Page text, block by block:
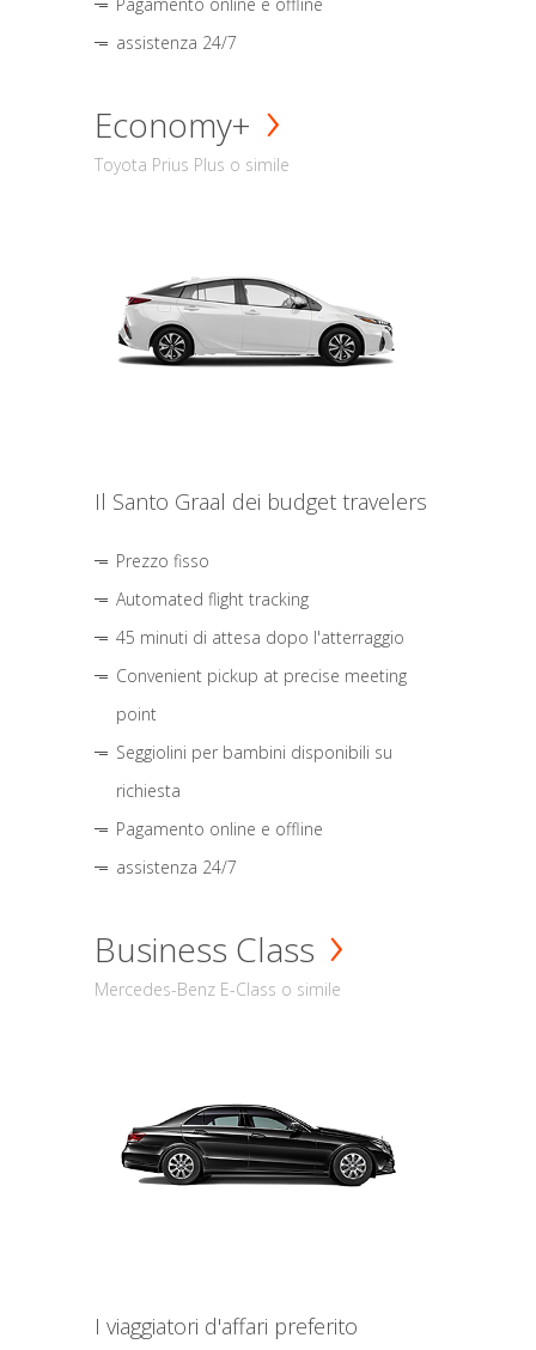
assistenza 24/7
Economy+
Toyota Prius Plus o simile
Il Santo Graal dei budget travelers
Prezzo fisso
Automated flight tracking
45 minuti di attesa dopo l'atterraggio
Convenient pickup at precise meeting
point
Seggiolini per bambini disponibili su
richiesta
Pagamento online e offline
assistenza 24/7
Business Class
Mercedes-Benz E-Class o simile
I viaggiatori d'affari preferito